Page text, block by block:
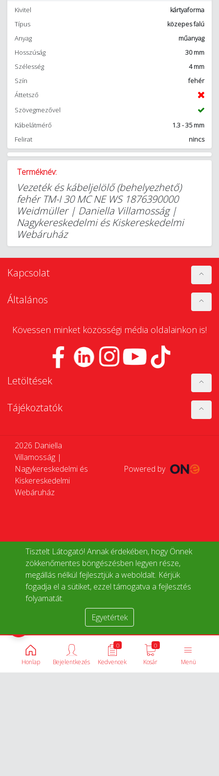
Tisztelt Látogató! Annak érdekében, hogy Önnek
zökkenőmentes böngészésben legyen része,
megállás nélkül fejlesztjük a weboldalt. Kérjük
fogadja el a sütiket, ezzel támogatva a fejlesztés
folyamatát.
Egyetértek
Kivitel
kártyaforma
Típus
közepes falú
Anyag
műanyag
Hosszúság
30 mm
Szélesség
4 mm
Szín
fehér
Áttetsző
Szövegmezővel
Kábelátmérő
1.3 - 35 mm
Felirat
nincs
Terméknév:
Vezeték és kábeljelölő (behelyezhető)
fehér TM-I 30 MC NE WS 1876390000
Weidmüller | Daniella Villamosság |
Nagykereskedelmi és Kiskereskedelmi
Webáruház
Kapcsolat
Általános
Kövessen minket közösségi média oldalainkon is!
Letöltések
Tájékoztatók
2026 Daniella
Villamosság |
Nagykereskedelmi és
Kiskereskedelmi
Webáruház
Powered by
Honlap Menü
0
Kosár
0
Kedvencek
Bejelentkezés
Termékek összehasonlítása